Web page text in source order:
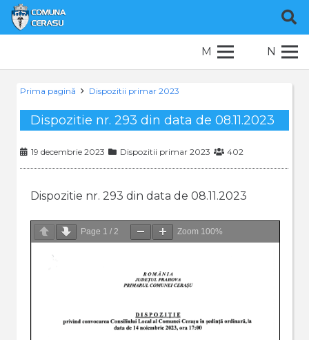
M N
Prima pagină Dispozitii primar 2023
Dispozitie nr. 293 din data de 08.11.2023
19 decembrie 2023 Dispozitii primar 2023 402
Dispozitie nr. 293 din data de 08.11.2023
Page 1 / 2 Zoom 100%